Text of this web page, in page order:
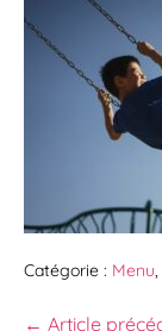
Catégorie : Menu,
← Article